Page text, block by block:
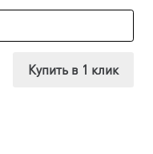
Купить в 1 клик